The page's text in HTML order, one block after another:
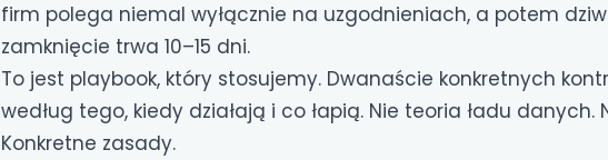
firm polega niemal wyłącznie na uzgodnieniach, a potem
zamknięcie trwa 10–15 dni.
To jest playbook, który stosujemy. Dwanaście konkretnych
według tego, kiedy działają i co łapią. Nie teoria ładu danych.
Konkretne zasady.